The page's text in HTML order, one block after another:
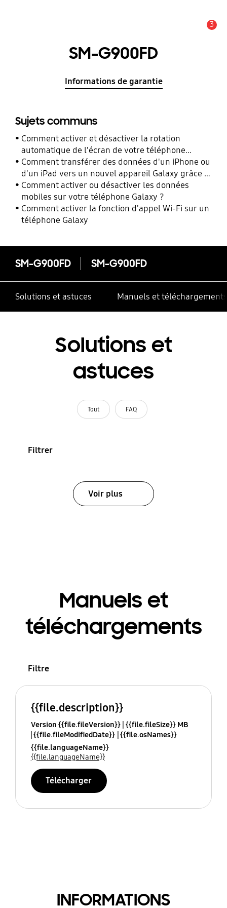
3
SM-G900FD
Informations de garantie
Sujets communs
Comment activer et désactiver la rotation
automatique de l'écran de votre téléphone
Galaxy ?
Comment transférer des données d'un iPhone ou
d'un iPad vers un nouvel appareil Galaxy grâce à
Smart Switch ?
Comment activer ou désactiver les données
mobiles sur votre téléphone Galaxy ?
Comment activer la fonction d'appel Wi-Fi sur un
téléphone Galaxy
SM-G900FD SM-G900FD
Solutions et astuces Manuels et téléchargements
Solutions et
astuces
Tout FAQ
Filtrer
Voir plus
Manuels et
téléchargements
Filtre
{{file.description}}
Version {{file.fileVersion}} {{file.fileSize}} MB
{{file.fileModifiedDate}} {{file.osNames}}
{{file.languageName}}
{{file.languageName}}
Télécharger
INFORMATIONS